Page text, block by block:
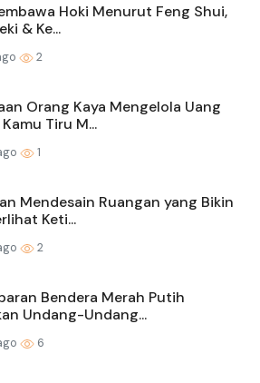
Hoki Menurut Feng Shui,
& Ke...
2
Orang Kaya Mengelola Uang
Tiru M...
1
Mendesain Ruangan yang Bikin
Keti...
2
Bendera Merah Putih
Undang-Undang...
6